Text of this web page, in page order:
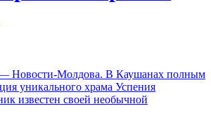
Молдова. В Каушанах полным
уникального храма Успения
известен своей необычной